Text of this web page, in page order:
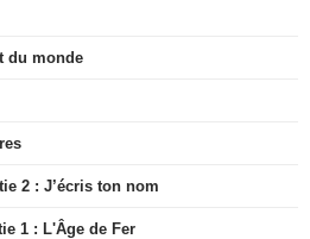
du monde
2 : J’écris ton nom
1 : L'Âge de Fer